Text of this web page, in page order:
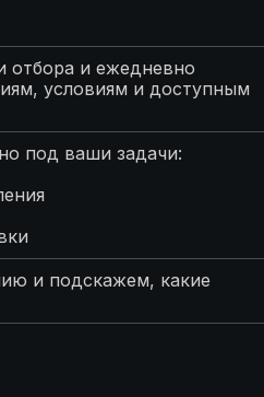
отбора и ежедневно
условиям и доступным
под ваши задачи:
и подскажем, какие